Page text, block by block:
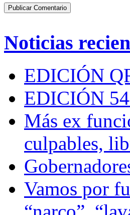
Noticias
EDICIÓN
EDICIÓN
Más ex
culpables,
Vamos por